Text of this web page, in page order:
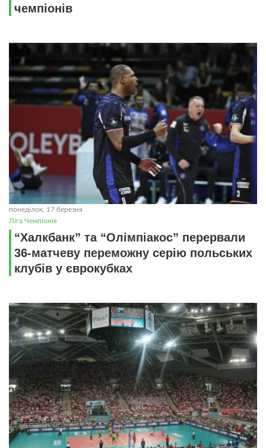
чемпіонів
понеділок, 17 березня
Ліга Чемпіонів
“Халкбанк” та “Олімпіакос” перервали
36-матчеву переможну серію польських
клубів у єврокубках